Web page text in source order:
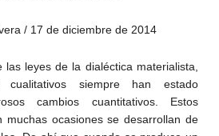
/ 17 de diciembre de 2014
leyes de la dialéctica materialista,
cualitativos siempre han estado
cambios cuantitativos. Estos
muchas ocasiones se desarrollan de